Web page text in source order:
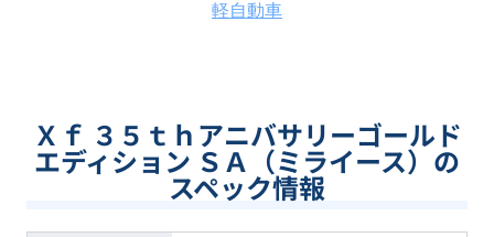
軽自動車
Ｘｆ ３５ｔｈアニバサリーゴールド
エディション ＳＡ（ミライース）の
スペック情報